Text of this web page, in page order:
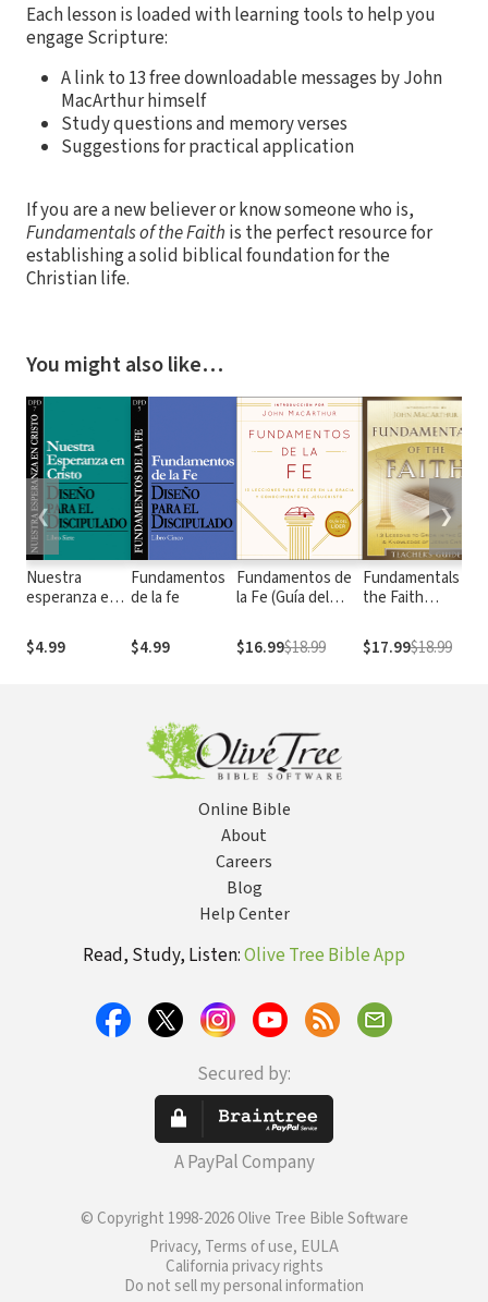
Each lesson is loaded with learning tools to help you
engage Scripture:
A link to 13 free downloadable messages by John
MacArthur himself
Study questions and memory verses
Suggestions for practical application
If you are a new believer or know someone who is,
Fundamentals of the Faith is the perfect resource for
establishing a solid biblical foundation for the
Christian life.
You might also like…
Nuestra
esperanza en
$4.99
Fundamentos
de la fe
$4.99
Fundamentos de
la Fe (Guía del
Lecciones para
Crecer en la Gracia
$16.99$18.99
Fundamentals of
the Faith
13 Lessons to
Grow in the Grace
$17.99$18.99
❮ ❯
Online Bible
About
Careers
Blog
Help Center
Read, Study, Listen:Olive Tree Bible App
Secured by:
A PayPal Company
© Copyright 1998-2026 Olive Tree Bible Software
Privacy, Terms of use, EULA
California privacy rights
Do not sell my personal information